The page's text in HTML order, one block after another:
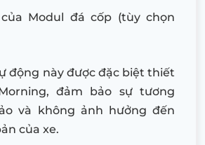
Modul đá cốp (tùy chọn
động này được đặc biệt thiết
đảm bảo sự tương
và không ảnh hưởng đến
của xe.